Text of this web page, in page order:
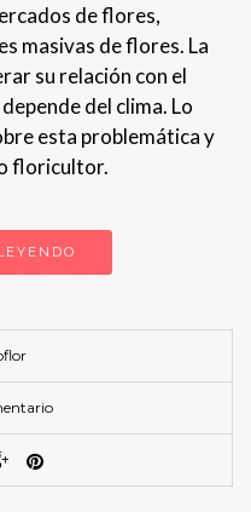
de flores,
masivas de flores. La
su relación con el
del clima. Lo
esta problemática y
floricultor.